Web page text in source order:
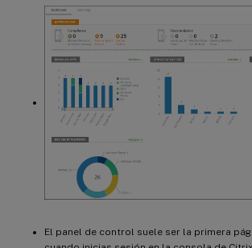
El panel de control suele ser la primera